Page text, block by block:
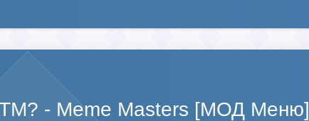
- Meme Masters [МОД Меню]